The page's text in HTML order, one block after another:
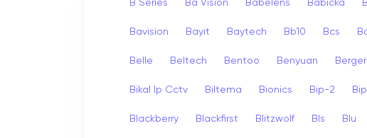
B Series Ba Vision Babelens Babicka
Bavision Bayit Baytech Bb10 Bcs
Belle Beltech Bentoo Benyuan Berger
Bikal Ip Cctv Biltema Bionics Bip-2
Blackberry Blackfirst Blitzwolf Bls Blu